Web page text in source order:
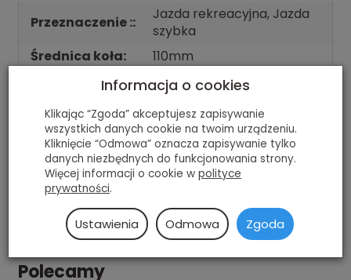
Przeznaczenie ::
Jazda rekreacyjna, Jazda
szybka
Średnica koła:
110mm
85A
Ilość:
8szt.
Gniazda na
łożyska:
608 (STANDARDOWE)
Profil:
ELIPTYCZNY
Polecamy
Informacja o cookies
Klikając “Zgoda” akceptujesz zapisywanie
wszystkich danych cookie na twoim urządzeniu.
Kliknięcie “Odmowa” oznacza zapisywanie tylko
danych niezbędnych do funkcjonowania strony.
Więcej informacji o cookie w polityce
prywatności.
Ustawienia Odmowa Zgoda